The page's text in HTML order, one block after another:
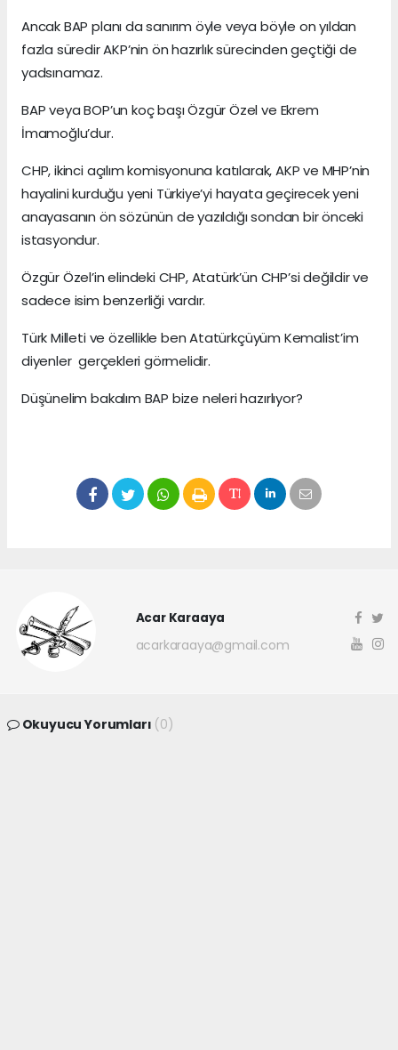
Ancak BAP planı da sanırım öyle veya böyle on yıldan
fazla süredir AKP’nin ön hazırlık sürecinden geçtiği de
yadsınamaz.
BAP veya BOP’un koç başı Özgür Özel ve Ekrem
İmamoğlu’dur.
CHP, ikinci açılım komisyonuna katılarak, AKP ve MHP’nin
hayalini kurduğu yeni Türkiye’yi hayata geçirecek yeni
anayasanın ön sözünün de yazıldığı sondan bir önceki
istasyondur.
Özgür Özel’in elindeki CHP, Atatürk’ün CHP’si değildir ve
sadece isim benzerliği vardır.
Türk Milleti ve özellikle ben Atatürkçüyüm Kemalist’im
diyenler gerçekleri görmelidir.
Düşünelim bakalım BAP bize neleri hazırlıyor?
Acar Karaaya
acarkaraaya@gmail.com
Okuyucu Yorumları (0)